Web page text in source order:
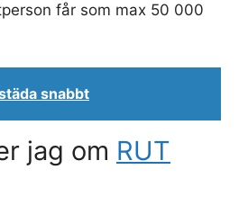
får som max 50 000
snabbt
jag om RUT